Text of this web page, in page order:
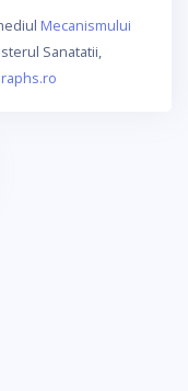
Mecanismului
Sanatatii,